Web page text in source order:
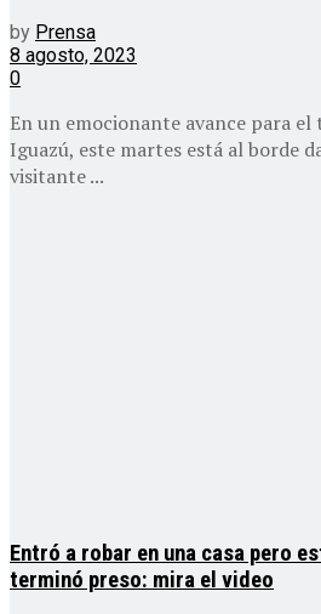
by Prensa
8 agosto, 2023
0
En un emocionante avance para
Iguazú, este martes está al borde
visitante ...
Entró a robar en una casa pero
terminó preso: mira el video